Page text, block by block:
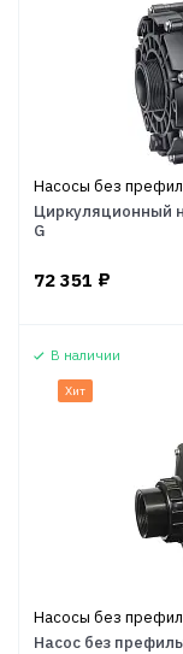
Насосы без
Циркуляционный
G
72 351 ₽
В наличии
Хит
Насосы без
Насос без